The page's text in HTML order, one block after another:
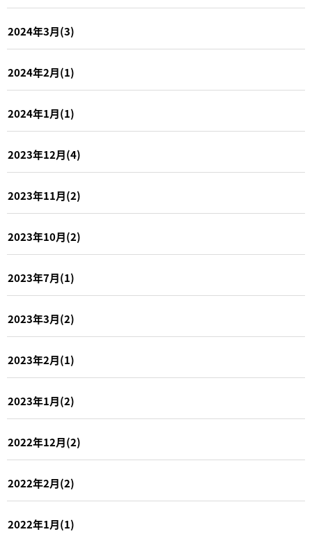
2024年3月(3)
2024年2月(1)
2024年1月(1)
2023年12月(4)
2023年11月(2)
2023年10月(2)
2023年7月(1)
2023年3月(2)
2023年2月(1)
2023年1月(2)
2022年12月(2)
2022年2月(2)
2022年1月(1)